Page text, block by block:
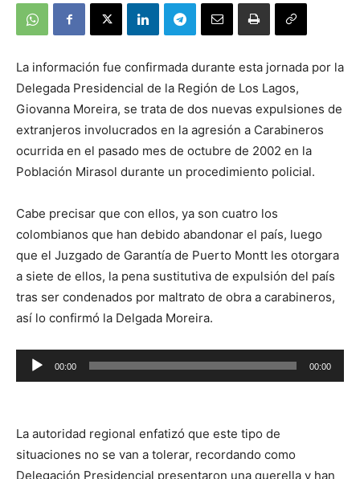
La información fue confirmada durante esta jornada por la
Delegada Presidencial de la Región de Los Lagos,
Giovanna Moreira, se trata de dos nuevas expulsiones de
extranjeros involucrados en la agresión a Carabineros
ocurrida en el pasado mes de octubre de 2002 en la
Población Mirasol durante un procedimiento policial.
Cabe precisar que con ellos, ya son cuatro los
colombianos que han debido abandonar el país, luego
que el Juzgado de Garantía de Puerto Montt les otorgara
a siete de ellos, la pena sustitutiva de expulsión del país
tras ser condenados por maltrato de obra a carabineros,
así lo confirmó la Delgada Moreira.
Reproductor
de
00:00 00:00
La autoridad regional enfatizó que este tipo de
situaciones no se van a tolerar, recordando como
Delegación Presidencial presentaron una querella y han